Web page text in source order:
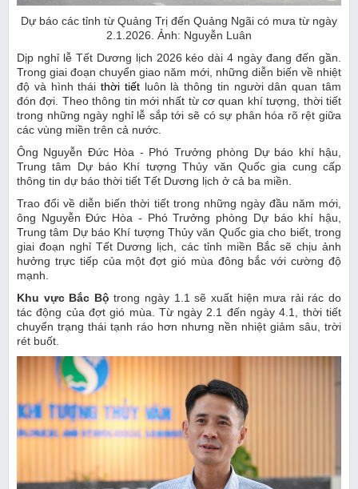
Dự báo các tỉnh từ Quảng Trị đến Quảng Ngãi có mưa từ ngày
2.1.2026. Ảnh: Nguyễn Luân
Dịp nghỉ lễ Tết Dương lịch 2026 kéo dài 4 ngày đang đến gần.
Trong giai đoạn chuyển giao năm mới, những diễn biến về nhiệt
độ và hình tháithời tiếtluôn là thông tin người dân quan tâm
đón đợi. Theo thông tin mới nhất từ cơ quan khí tượng, thời tiết
trong những ngày nghỉ lễ sắp tới sẽ có sự phân hóa rõ rệt giữa
các vùng miền trên cả nước.
Ông Nguyễn Đức Hòa - Phó Trưởng phòng Dự báo khí hậu,
Trung tâm Dự báo Khí tượng Thủy văn Quốc gia cung cấp
thông tin dự báo thời tiết Tết Dương lịch ở cả ba miền.
Trao đổi về diễn biến thời tiết trong những ngày đầu năm mới,
ông Nguyễn Đức Hòa - Phó Trưởng phòng Dự báo khí hậu,
Trung tâm Dự báo Khí tượng Thủy văn Quốc gia cho biết, trong
giai đoạn nghỉ Tết Dương lịch, các tỉnh miền Bắc sẽ chịu ảnh
hưởng trực tiếp của một đợt gió mùa đông bắc với cường độ
mạnh.
Khu vực Bắc Bộ trong ngày 1.1 sẽ xuất hiện mưa rải rác do
tác động của đợt gió mùa. Từ ngày 2.1 đến ngày 4.1, thời tiết
chuyển trạng thái tạnh ráo hơn nhưng nền nhiệt giảm sâu, trời
rét buốt.